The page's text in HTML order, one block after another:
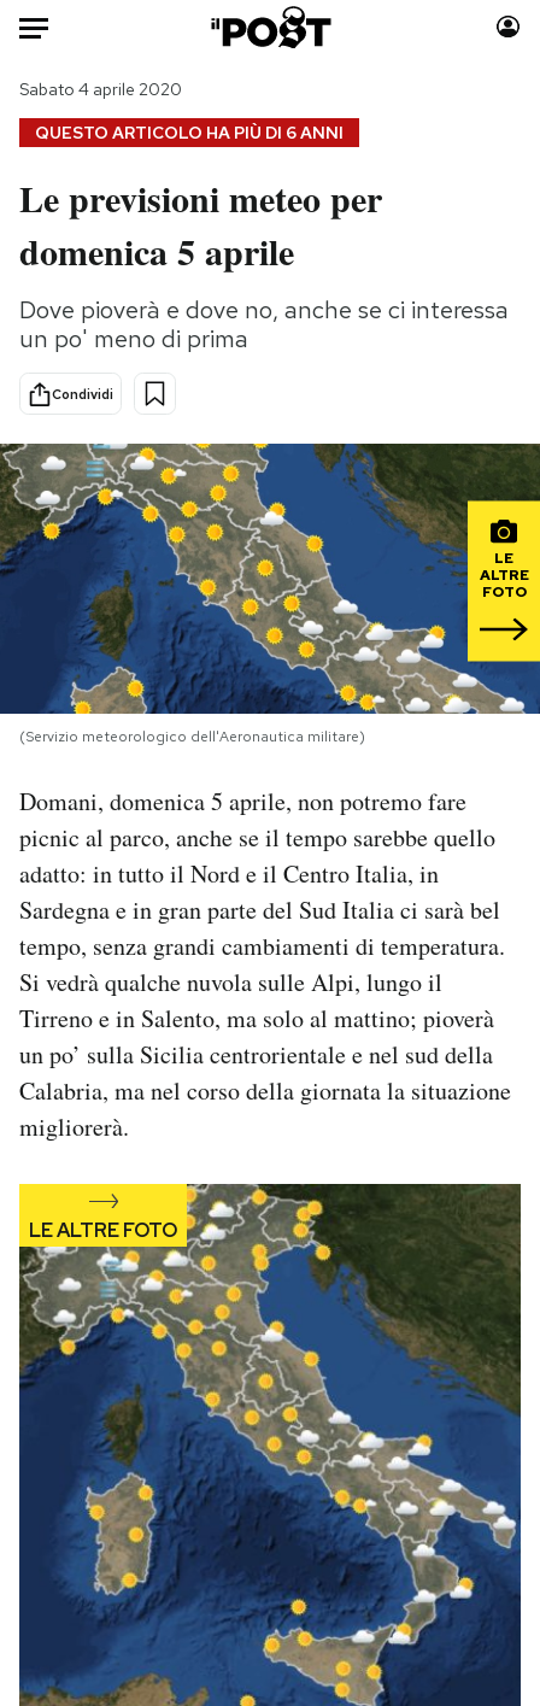
HOME
Italia
Politica
Tecnologia
Internet
Scienza
Cultura
Economia
Sport
Moda
Storie/Idee
Altrecose
Mondiali calcio 2026
PODCAST
NEWSLETTER
I MIEI PREFERITI
SHOP
CALENDARIO
AREA PERSONALE
Newsletter
Notifiche mobile
Regala il Post
QUESTO ARTICOLO HA PIÙ DI 6 ANNI
Sabato 4 aprile 2020
Le previsioni meteo per
domenica 5 aprile
Dove pioverà e dove no, anche se ci interessa
un po' meno di prima
Condividi
LE
ALTRE
FOTO
(Servizio meteorologico dell'Aeronautica militare)
Domani, domenica 5 aprile, non potremo fare
picnic al parco, anche se il tempo sarebbe quello
adatto: in tutto il Nord e il Centro Italia, in
Sardegna e in gran parte del Sud Italia ci sarà bel
tempo, senza grandi cambiamenti di temperatura.
Si vedrà qualche nuvola sulle Alpi, lungo il
Tirreno e in Salento, ma solo al mattino; pioverà
un po’ sulla Sicilia centrorientale e nel sud della
Calabria, ma nel corso della giornata la situazione
migliorerà.